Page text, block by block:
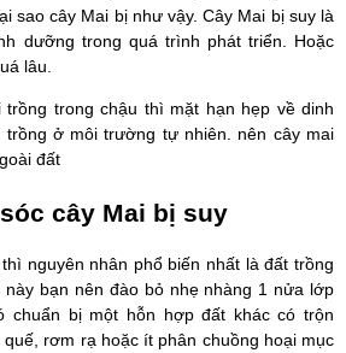
sao cây Mai bị như vậy. Cây Mai bị suy là
dưỡng trong quá trình phát triển. Hoặc
lâu.
trong chậu thì mặt hạn hẹp về dinh
ở môi trường tự nhiên. nên cây mai
đất
cây Mai bị suy
nguyên nhân phổ biến nhất là đất trồng
bạn nên đào bỏ nhẹ nhàng 1 nửa lớp
chuẩn bị một hỗn hợp đất khác có trộn
rơm rạ hoặc ít phân chuồng hoại mục